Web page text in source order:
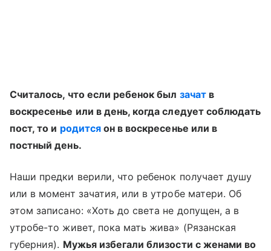
Считалось, что если ребенок был зачатв
воскресенье или в день, когда следует соблюдать
пост, то и родитсяон в воскресенье или в
постный день.
Наши предки верили, что ребенок получает душу
или в момент зачатия, или в утробе матери. Об
этом записано: «Хоть до света не допущен, а в
утробе-то живет, пока мать жива» (Рязанская
губерния). Мужья избегали близости с женами во